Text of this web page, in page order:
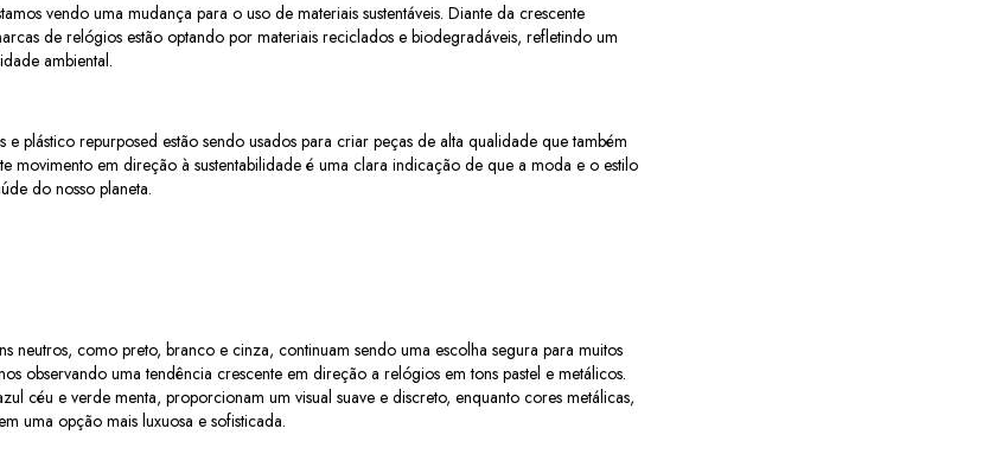
vendo uma mudança para o uso de materiais sustentáveis. Diante da crescente
de relógios estão optando por materiais reciclados e biodegradáveis, refletindo um
ambiental.
plástico repurposed estão sendo usados para criar peças de alta qualidade que também
movimento em direção à sustentabilidade é uma clara indicação de que a moda e o estilo
do nosso planeta.
neutros, como preto, branco e cinza, continuam sendo uma escolha segura para muitos
observando uma tendência crescente em direção a relógios em tons pastel e metálicos.
céu e verde menta, proporcionam um visual suave e discreto, enquanto cores metálicas,
uma opção mais luxuosa e sofisticada.